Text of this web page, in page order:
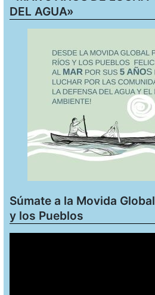
DEL AGUA»
Súmate a la Movida
y los Pueblos